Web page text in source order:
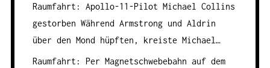
Raumfahrt: Apollo-11-Pilot Michael Collins
gestorben Während Armstrong und Aldrin
über den Mond hüpften, kreiste Michael…
Raumfahrt: Per Magnetschwebebahn auf dem